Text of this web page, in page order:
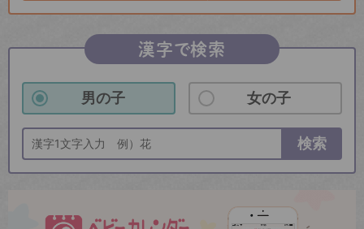
漢字で検索
男の子 女の子
検索